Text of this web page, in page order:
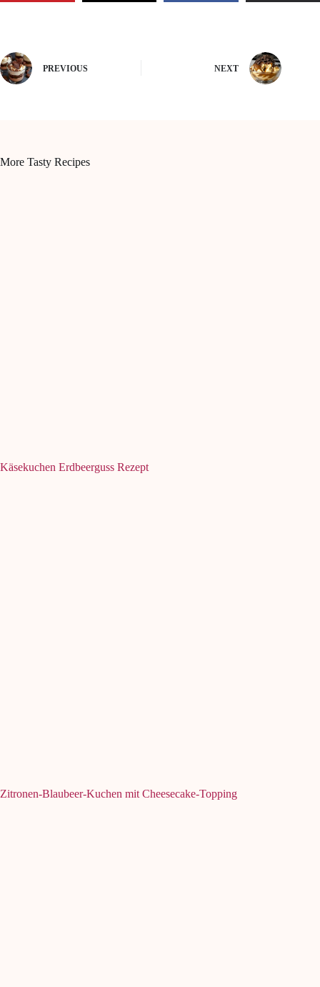
PREVIOUS NEXT
More Tasty Recipes
Käsekuchen Erdbeerguss Rezept
Zitronen-Blaubeer-Kuchen mit Cheesecake-Topping